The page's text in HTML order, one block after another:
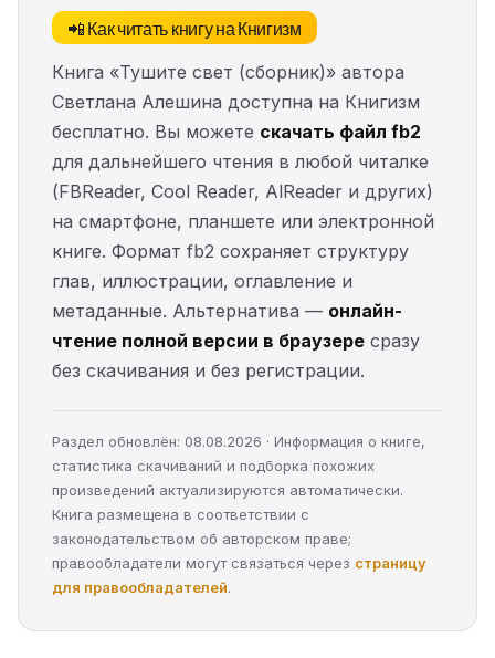
📲 Как читать книгу на Книгизм
Книга «Тушите свет (сборник)» автора
Светлана Алешина доступна на Книгизм
бесплатно. Вы можете скачать файл fb2
для дальнейшего чтения в любой читалке
(FBReader, Cool Reader, AlReader и других)
на смартфоне, планшете или электронной
книге. Формат fb2 сохраняет структуру
глав, иллюстрации, оглавление и
метаданные. Альтернатива — онлайн-
чтение полной версии в браузере сразу
без скачивания и без регистрации.
Раздел обновлён: 08.08.2026 · Информация о книге,
статистика скачиваний и подборка похожих
произведений актуализируются автоматически.
Книга размещена в соответствии с
законодательством об авторском праве;
правообладатели могут связаться через страницу
для правообладателей.